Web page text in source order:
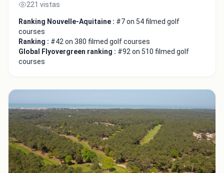
221 vistas
Ranking Nouvelle-Aquitaine : #7 on 54 filmed golf
courses
Ranking : #42 on 380 filmed golf courses
Global Flyovergreen ranking : #92 on 510 filmed golf
courses